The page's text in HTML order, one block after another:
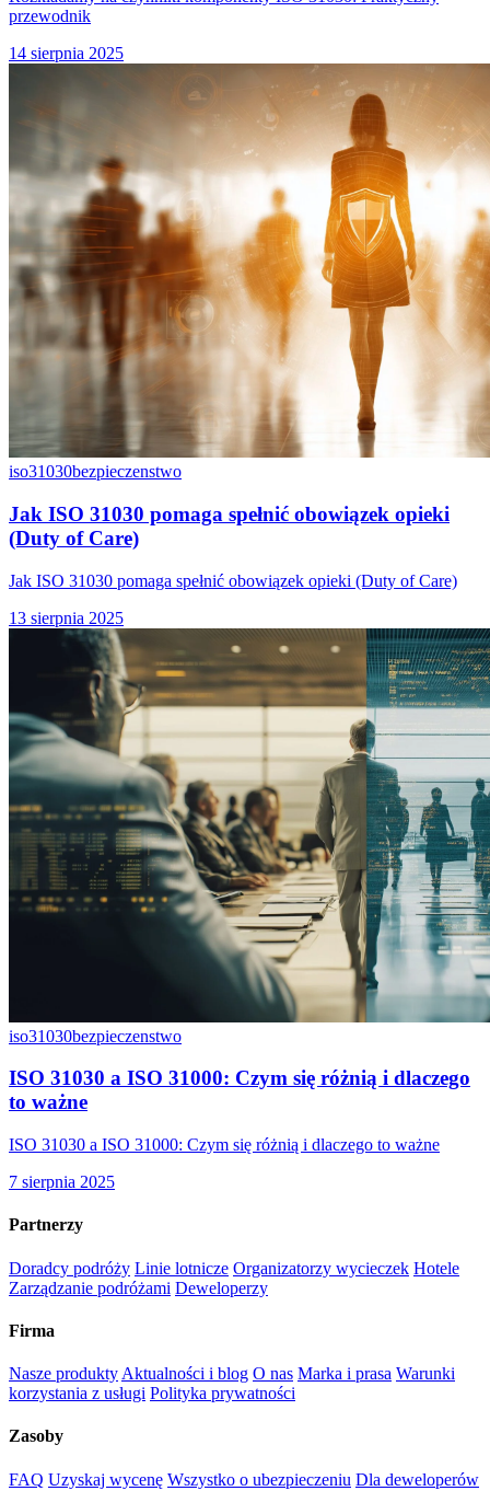
przewodnik
14 sierpnia 2025
iso31030bezpieczenstwo
Jak ISO 31030 pomaga spełnić obowiązek opieki
(Duty of Care)
Jak ISO 31030 pomaga spełnić obowiązek opieki (Duty of Care)
13 sierpnia 2025
iso31030bezpieczenstwo
ISO 31030 a ISO 31000: Czym się różnią i dlaczego
to ważne
ISO 31030 a ISO 31000: Czym się różnią i dlaczego to ważne
7 sierpnia 2025
Partnerzy
Doradcy podróży Linie lotnicze Organizatorzy wycieczek Hotele
Zarządzanie podróżami Deweloperzy
Firma
Nasze produkty Aktualności i blog O nas Marka i prasa Warunki
korzystania z usługi Polityka prywatności
Zasoby
FAQ Uzyskaj wycenę Wszystko o ubezpieczeniu Dla deweloperów